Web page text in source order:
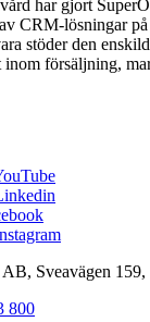
har gjort
CRM-lösningar
stöder den
försäljning,
AB, Sveavägen 159,
800